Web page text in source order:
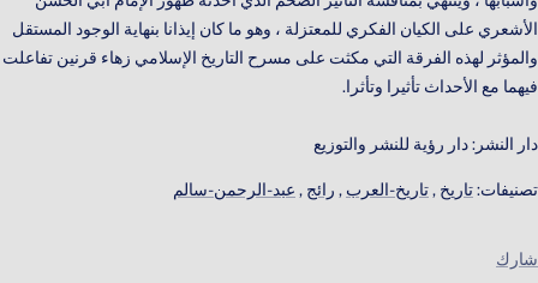
الأشعري على الكيان الفكري للمعتزلة ، وهو ما كان إيذانا بنهاية الوجود المستقل
والمؤثر لهذه الفرقة التي مكثت على مسرح التاريخ الإسلامي زهاء قرنين تفاعلت
فيهما مع الأحداث تأثيرا وتأثرا.
دار النشر: دار رؤية للنشر والتوزيع
تصنيفات:تاريخ ,تاريخ-العرب , رائج , عبد-الرحمن-سالم
شارك